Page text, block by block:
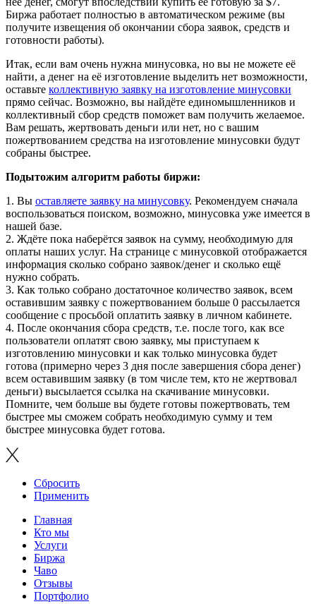
Биржа работает полностью в автоматическом режиме (вы
получите извещения об окончании сбора заявок, средств и
готовности работы).
Итак, если вам очень нужна минусовка, но вы не можете её
найти, а денег на её изготовление выделить нет возможности,
оставьте коллективную заявку на изготовление минусовки
прямо сейчас. Возможно, вы найдёте единомышленников и
коллективный сбор средств поможет вам получить желаемое.
Вам решать, жертвовать деньги или нет, но с вашим
пожертвованием средства на изготовление минусовки будут
собраны быстрее.
Подытожим алгоритм работы биржи:
1. Вы оставляете заявку на минусовку. Рекомендуем сначала
воспользоваться поиском, возможно, минусовка уже имеется в
нашей базе.
2. Ждёте пока наберётся заявок на сумму, необходимую для
оплаты наших услуг. На странице с минусовкой отображается
информация сколько собрано заявок/денег и сколько ещё
нужно собрать.
3. Как только собрано достаточное количество заявок, всем
оставившим заявку с пожертвованием больше 0 рассылается
сообщение с просьбой оплатить заявку в личном кабинете.
4. После окончания сбора средств, т.е. после того, как все
пользователи оплатят свою заявку, мы приступаем к
изготовлению минусовки и как только минусовка будет
готова (примерно через 3 дня после завершения сбора денег)
всем оставившим заявку (в том числе тем, кто не жертвовал
деньги) высылается ссылка на скачивание минусовки.
Помните, чем больше вы будете готовы пожертвовать, тем
быстрее мы сможем собрать необходимую сумму и тем
быстрее минусовка будет готова.
Сбросить
Применить
Главная
Кто мы
Услуги
Биржа
Чаво
Отзывы
Портфолио